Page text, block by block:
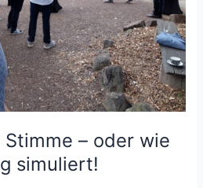
– oder wie
simuliert!